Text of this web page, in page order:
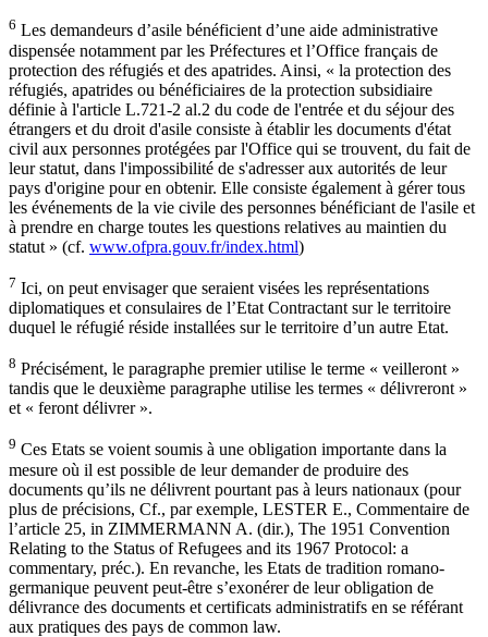
6 Les demandeurs d’asile bénéficient d’une aide administrative
dispensée notamment par les Préfectures et l’Office français de
protection des réfugiés et des apatrides. Ainsi, « la protection des
réfugiés, apatrides ou bénéficiaires de la protection subsidiaire
définie à l'article L.721-2 al.2 du code de l'entrée et du séjour des
étrangers et du droit d'asile consiste à établir les documents d'état
civil aux personnes protégées par l'Office qui se trouvent, du fait de
leur statut, dans l'impossibilité de s'adresser aux autorités de leur
pays d'origine pour en obtenir. Elle consiste également à gérer tous
les événements de la vie civile des personnes bénéficiant de l'asile et
à prendre en charge toutes les questions relatives au maintien du
statut » (cf. www.ofpra.gouv.fr/index.html)
7 Ici, on peut envisager que seraient visées les représentations
diplomatiques et consulaires de l’Etat Contractant sur le territoire
duquel le réfugié réside installées sur le territoire d’un autre Etat.
8 Précisément, le paragraphe premier utilise le terme « veilleront »
tandis que le deuxième paragraphe utilise les termes « délivreront »
et « feront délivrer ».
9 Ces Etats se voient soumis à une obligation importante dans la
mesure où il est possible de leur demander de produire des
documents qu’ils ne délivrent pourtant pas à leurs nationaux (pour
plus de précisions, Cf., par exemple, LESTER E., Commentaire de
l’article 25, in ZIMMERMANN A. (dir.), The 1951 Convention
Relating to the Status of Refugees and its 1967 Protocol: a
commentary, préc.). En revanche, les Etats de tradition romano-
germanique peuvent peut-être s’exonérer de leur obligation de
délivrance des documents et certificats administratifs en se référant
aux pratiques des pays de common law.